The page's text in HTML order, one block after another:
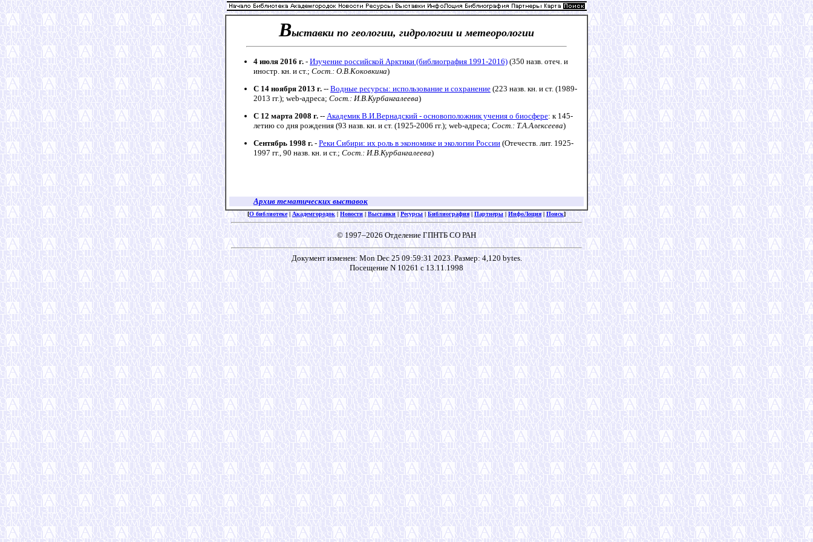
Выставки по геологии, гидрологии и метеорологии
4 июля 2016 г. - Изучение российской Арктики (библиография 1991-2016) (350 назв. отеч. и
иностр. кн. и ст.; Сост.: О.В.Коковкина)
С 14 ноября 2013 г. -- Водные ресурсы: использование и сохранение (223 назв. кн. и ст. (1989-
2013 гг.); web-адреса; Сост.: И.В.Курбангалеева)
С 12 марта 2008 г. -- Академик В.И.Вернадский - основоположник учения о биосфере: к 145-
летию со дня рождения (93 назв. кн. и ст. (1925-2006 гг.); web-адреса; Сост.: Т.А.Алексеева)
Сентябрь 1998 г. - Реки Сибири: их роль в экономике и экологии России (Отечеств. лит. 1925-
1997 гг., 90 назв. кн. и ст.; Сост.: И.В.Курбангалеева)
Архив тематических выставок
[О библиотеке| Академгородок | Новости | Выставки | Ресурсы | Библиография | Партнеры | ИнфоЛоция| Поиск]
© 1997–2026 Отделение ГПНТБ СО РАН
Документ изменен: Mon Dec 25 09:59:31 2023. Размер: 4,120 bytes.
Посещение N 10261 с 13.11.1998